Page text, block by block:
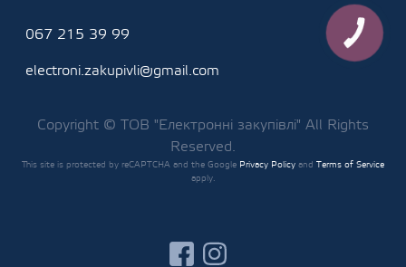
067 215 39 99
electroni.zakupivli@gmail.com
facebook
Copyright © ТОВ "Електронні закупівлі" All Rights
Reserved.
This site is protected by reCAPTCHA and the Google Privacy Policy and Terms of Service
apply.
КНОПКА
ЗВ'ЯЗКУ